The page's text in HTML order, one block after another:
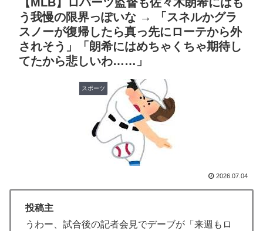
▶ 「これ以上続けるならケーキは無しだよ」娘のロウソク
を何度も吹き消した7歳、その日だけ皿が回ってこなか
った
▶
国際的な小咄 読者投稿 中小企業診断士めがけてよちよ
ち歩きな小咄 ～学習の仕方を学習しよう～
海外「2002年も審判を買収したのか！」韓国サッカー
協会による国際試合の審判買収が発覚し大騒ぎ！【海外
【海外の反応】アルゼンチン協会、FIFA会長に確固たる
支持を表明「隠す気もないんだなｗ」
韓国人「韓国サッカー協会の性接待報道、海外でも大騒
「国民や国が築いた国格をサッカー選手が足で蹴り飛ば
すね」
う我慢の限界っぽいな → 「スネルかグラ
スノーが復帰したら真っ先にローテから外
されそう」「朗希にはめちゃくちゃ期待し
てたから悲しいわ……」
スポーツ
2026.07.04
投稿主
うわー、試合後の記者会見でデーブが「来週もロ